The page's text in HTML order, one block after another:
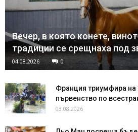
Вечер, в която конете,
традиции се срещнаха под
04.08.2026 0
Франция триумфира на
първенство по
03.08.2026